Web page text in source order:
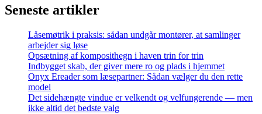
Seneste artikler
Låsemøtrik i praksis: sådan undgår montører, at samlinger
arbejder sig løse
Opsætning af komposithegn i haven trin for trin
Indbygget skab, der giver mere ro og plads i hjemmet
Onyx Ereader som læsepartner: Sådan vælger du den rette
model
Det sidehængte vindue er velkendt og velfungerende — men
ikke altid det bedste valg